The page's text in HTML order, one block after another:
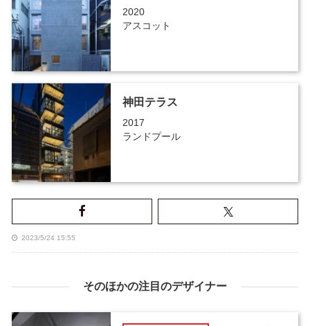
2020
アスコット
神田テラス
2017
ランドプール
2023/5/24 15:55
そのほかの注目のデザイナー